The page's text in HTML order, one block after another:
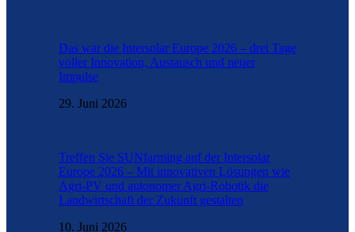
Das war die Intersolar Europe 2026 – drei Tage
voller Innovation, Austausch und neuer
Impulse
29. Juni 2026
Treffen Sie SUNfarming auf der Intersolar
Europe 2026 – Mit innovativen Lösungen wie
Agri-PV und autonomer Agri-Robotik die
Landwirtschaft der Zukunft gestalten
10. Juni 2026